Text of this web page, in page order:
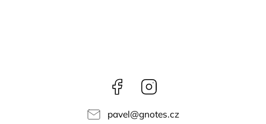
Facebook
pavel@gnotes.cz